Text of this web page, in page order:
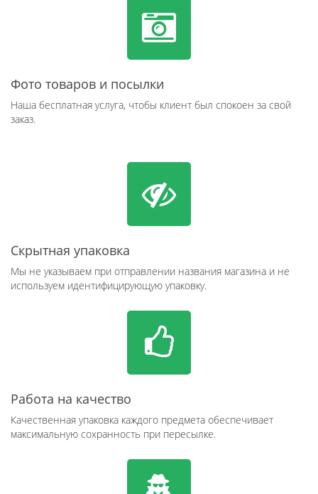
Фото товаров и посылки
Наша бесплатная услуга, чтобы клиент был спокоен за свой
заказ.
Скрытная упаковка
Мы не указываем при отправлении названия магазина и не
используем идентифицирующую упаковку.
Работа на качество
Качественная упаковка каждого предмета обеспечивает
максимальную сохранность при пересылке.